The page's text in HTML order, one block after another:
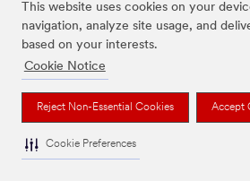
This website uses cookies on your
navigation, analyze site usage, and
based on your interests.
Cookie Notice
Reject Non-Essential Cookies Accept
Cookie Preferences